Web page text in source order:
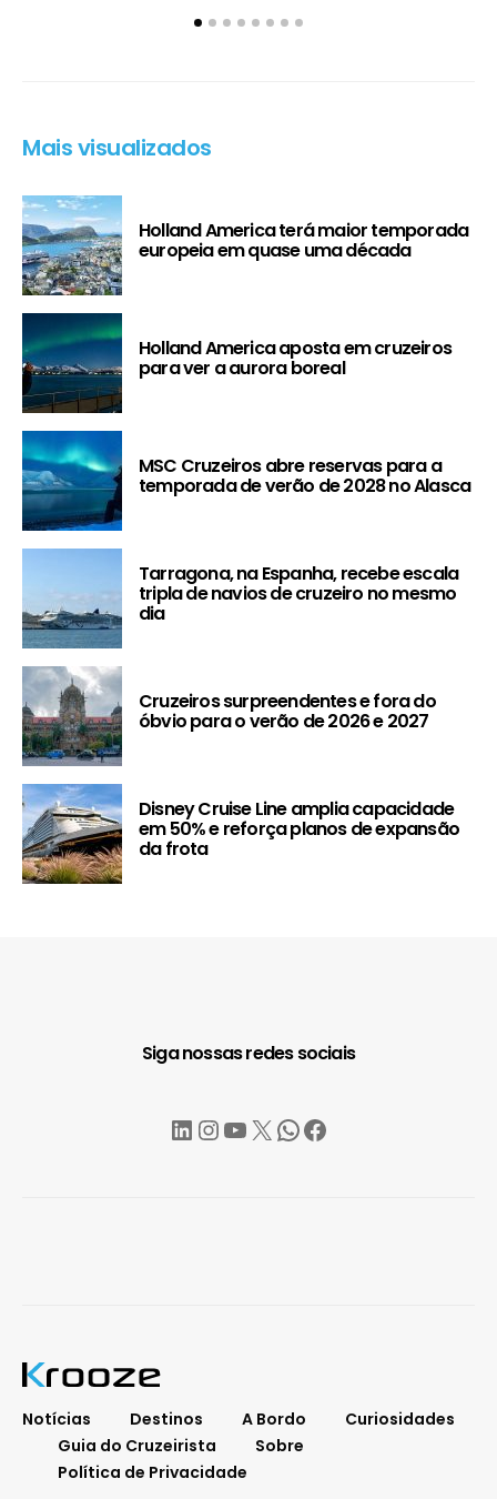
Mais visualizados
Holland America terá maior temporada
europeia em quase uma década
Holland America aposta em cruzeiros
para ver a aurora boreal
MSC Cruzeiros abre reservas para a
temporada de verão de 2028 no Alasca
Tarragona, na Espanha, recebe escala
tripla de navios de cruzeiro no mesmo
dia
Cruzeiros surpreendentes e fora do
óbvio para o verão de 2026 e 2027
Disney Cruise Line amplia capacidade
em 50% e reforça planos de expansão
da frota
Siga nossas redes sociais
LinkedIn
Instagram
YouTube
X WhatsApp
Facebook
Notícias Destinos A Bordo
Curiosidades
Guia do Cruzeirista
Sobre
Política de Privacidade